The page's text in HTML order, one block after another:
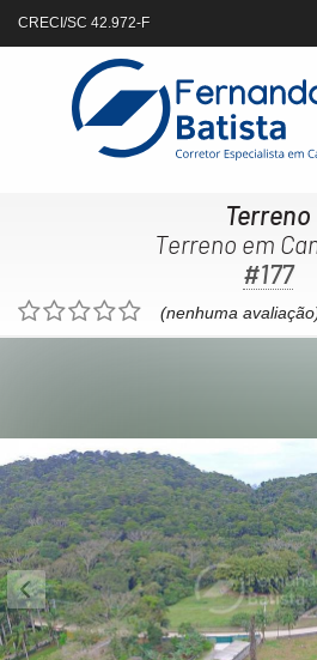
CRECI/SC 42.972-F
Terreno
Terreno em
#177
(nenhuma